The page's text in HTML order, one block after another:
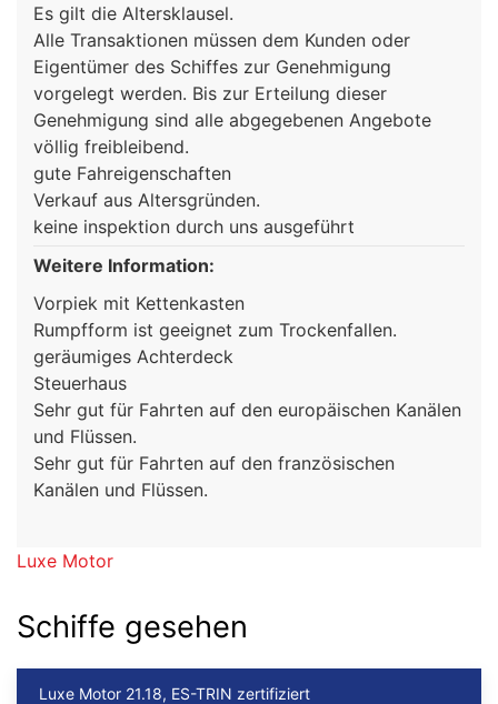
Es gilt die Altersklausel.
Alle Transaktionen müssen dem Kunden oder
Eigentümer des Schiffes zur Genehmigung
vorgelegt werden. Bis zur Erteilung dieser
Genehmigung sind alle abgegebenen Angebote
völlig freibleibend.
gute Fahreigenschaften
Verkauf aus Altersgründen.
keine inspektion durch uns ausgeführt
Weitere Information:
Vorpiek mit Kettenkasten
Rumpfform ist geeignet zum Trockenfallen.
geräumiges Achterdeck
Steuerhaus
Sehr gut für Fahrten auf den europäischen Kanälen
und Flüssen.
Sehr gut für Fahrten auf den französischen
Kanälen und Flüssen.
Luxe Motor
Schiffe gesehen
Luxe Motor 21.18, ES-TRIN zertifiziert